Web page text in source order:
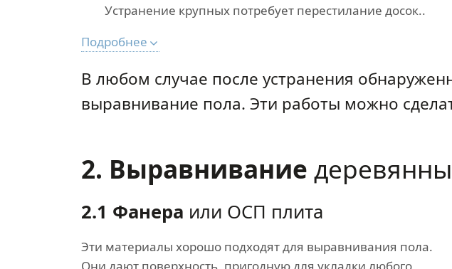
Устранение крупных потребует перестилание досок..
Подробнее
В любом случае после устранения
выравнивание пола. Эти работы можно
2. Выравнивание
2.1 Фанера или ОСП плита
Эти материалы хорошо подходят для выравнивания пола.